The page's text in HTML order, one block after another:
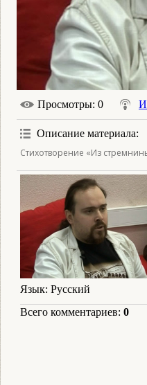
Просмотры: 0
Описание материала:
Стихотворение «Из
Язык: Русский
Всего комментариев: 0